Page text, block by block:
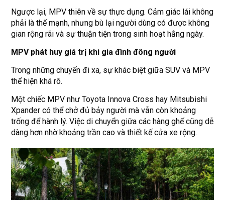
Ngược lại, MPV thiên về sự thực dụng. Cảm giác lái không
phải là thế mạnh, nhưng bù lại người dùng có được không
gian rộng rãi và sự thuận tiện trong sinh hoạt hằng ngày.
MPV phát huy giá trị khi gia đình đông người
Trong những chuyến đi xa, sự khác biệt giữa SUV và MPV
thể hiện khá rõ.
Một chiếc MPV như Toyota Innova Cross hay Mitsubishi
Xpander có thể chở đủ bảy người mà vẫn còn khoảng
trống để hành lý. Việc di chuyển giữa các hàng ghế cũng dễ
dàng hơn nhờ khoảng trần cao và thiết kế cửa xe rộng.